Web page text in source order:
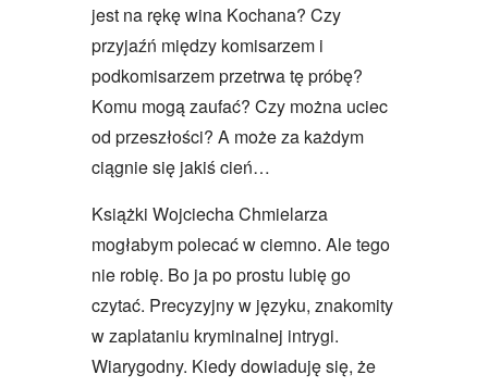
jest na rękę wina Kochana? Czy
przyjaźń między komisarzem i
podkomisarzem przetrwa tę próbę?
Komu mogą zaufać? Czy można uciec
od przeszłości? A może za każdym
ciągnie się jakiś cień…
Książki Wojciecha Chmielarza
mogłabym polecać w ciemno. Ale tego
nie robię. Bo ja po prostu lubię go
czytać. Precyzyjny w języku, znakomity
w zaplataniu kryminalnej intrygi.
Wiarygodny. Kiedy dowiaduję się, że